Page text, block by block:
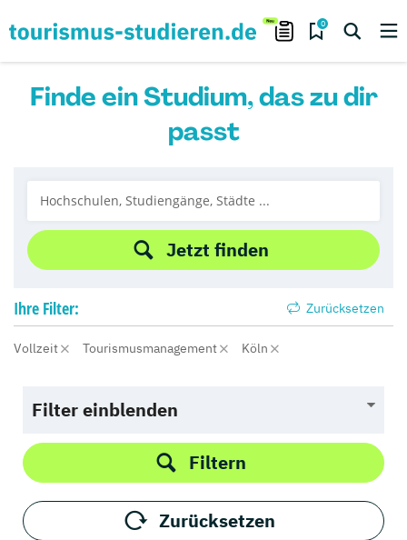
0
Finde ein Studium, das zu dir
passt
Jetzt finden
Ihre Filter: Zurücksetzen
Vollzeit Tourismusmanagement Köln
Filter einblenden
Filtern
Zurücksetzen